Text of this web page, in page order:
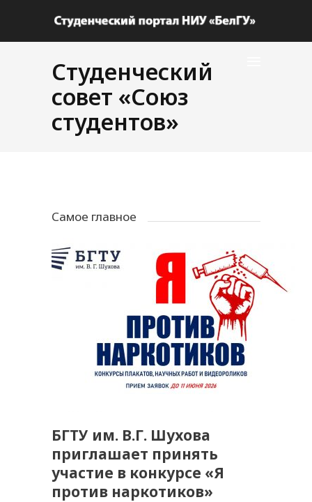
Студенческий
совет «Союз
студентов»
Самое главное
БГТУ им. В.Г. Шухова
приглашает принять
участие в конкурсе «Я
против наркотиков»